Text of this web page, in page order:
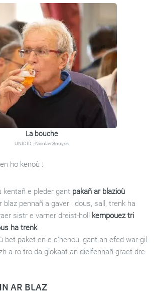
La bouche
UNICID - Nicolas Souyris
ho kenoù :
kentañ e pleder gant pakañ ar blazioù
blaz pennañ a gaver : dous, sall, trenk ha
sistr e varner dreist-holl
kempouez tri
ha trenk.
bet paket en e c’henou, gant an efed war-gil
a ro tro da glokaat an dielfennañ graet dre
AR BLAZ